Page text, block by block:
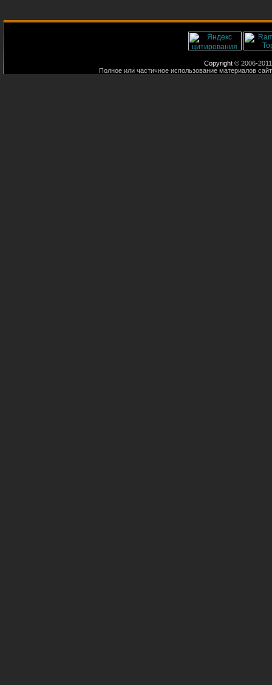
Copyright © 2006-
Полное или частичное использование материалов